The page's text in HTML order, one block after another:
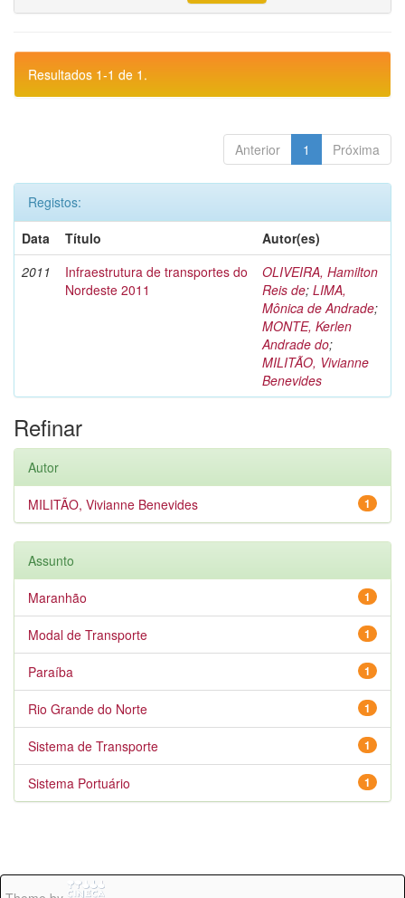
Resultados 1-1 de 1.
Anterior 1 Próxima
Registos:
Data
Título
Autor(es)
2011
Infraestrutura de transportes do
Nordeste 2011
OLIVEIRA, Hamilton
Reis de; LIMA,
Mônica de Andrade;
MONTE, Kerlen
Andrade do;
MILITÃO, Vivianne
Benevides
Refinar
Autor
1
MILITÃO, Vivianne Benevides
Assunto
1
Maranhão
1
Modal de Transporte
1
Paraíba
1
Rio Grande do Norte
1
Sistema de Transporte
1
Sistema Portuário